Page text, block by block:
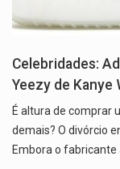
Celebridades:
Yeezy de Kanye
É altura de comprar
demais? O divórcio
Embora o fabricante